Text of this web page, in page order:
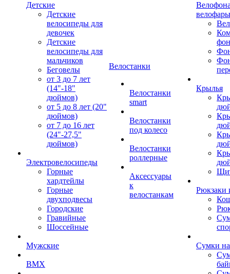
Детские
Детские
велосипеды для
девочек
Детские
велосипеды для
мальчиков
Беговелы
от 3 до 7 лет
(14"-18"
дюймов)
от 5 до 8 лет (20"
дюймов)
от 7 до 16 лет
(24"-27,5"
дюймов)
Электровелосипеды
Горные
хардтейлы
Горные
двухподвесы
Городские
Гравийные
Шоссейные
Мужские
BMX
Велостанки
Велостанки
smart
Велостанки
под колесо
Велостанки
роллерные
Аксессуары
к
велостанкам
велофары
Крылья
Рюкзаки
Сумки